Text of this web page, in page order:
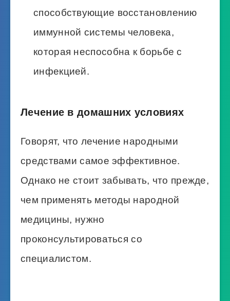
способствующие восстановлению
иммунной системы человека,
которая неспособна к борьбе с
инфекцией.
Лечение в домашних условиях
Говорят, что лечение народными
средствами самое эффективное.
Однако не стоит забывать, что прежде,
чем применять методы народной
медицины, нужно
проконсультироваться со
специалистом.